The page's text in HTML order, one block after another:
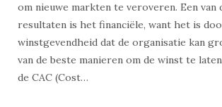
om nieuwe markten te veroveren. Een van
resultaten is het financiële, want het is
winstgevendheid dat de organisatie kan
van de beste manieren om de winst te
de CAC (Cost…